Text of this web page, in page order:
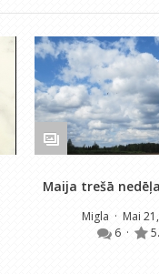
Maija trešā
Migla · Mai
6 ·